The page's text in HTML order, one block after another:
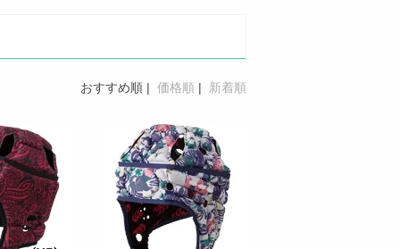
おすすめ順 | 価格順 | 新着順